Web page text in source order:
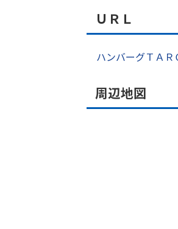
ＵＲＬ
ハンバーグＴＡ
周辺地図